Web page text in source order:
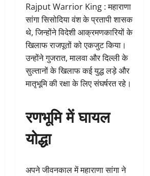
Rajput Warrior King : महाराणा
सांगा सिसोदिया वंश के प्रतापी शासक
थे, जिन्होंने विदेशी आक्रमणकारियों के
खिलाफ राजपूतों को एकजुट किया।
उन्होंने गुजरात, मालवा और दिल्ली के
सुल्तानों के खिलाफ कई युद्ध लड़े और
मातृभूमि की रक्षा के लिए संघर्षरत रहे।
रणभूमि में घायल
योद्धा
अपने जीवनकाल में महाराणा सांगा ने